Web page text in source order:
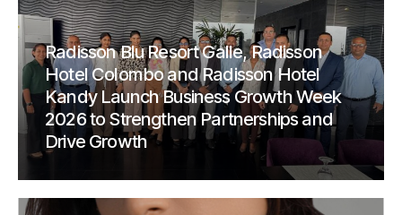
Radisson Blu Resort Galle, Radisson
Hotel Colombo and Radisson Hotel
Kandy Launch Business Growth Week
2026 to Strengthen Partnerships and
Drive Growth